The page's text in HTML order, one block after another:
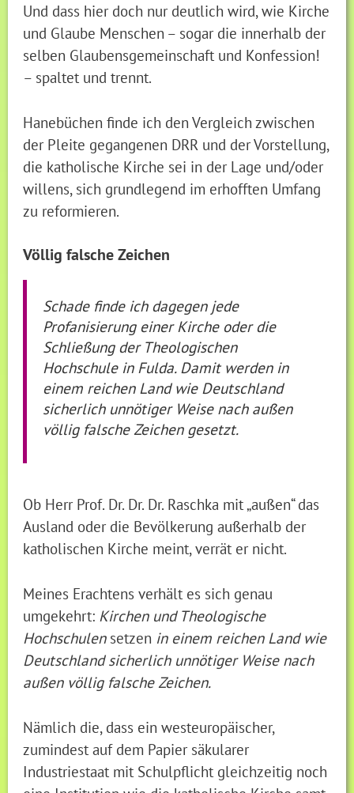
Und dass hier doch nur deutlich wird, wie Kirche
und Glaube Menschen – sogar die innerhalb der
selben Glaubensgemeinschaft und Konfession!
– spaltet und trennt.
Hanebüchen finde ich den Vergleich zwischen
der Pleite gegangenen DRR und der Vorstellung,
die katholische Kirche sei in der Lage und/oder
willens, sich grundlegend im erhofften Umfang
zu reformieren.
Völlig falsche Zeichen
Schade finde ich dagegen jede
Profanisierung einer Kirche oder die
Schließung der Theologischen
Hochschule in Fulda. Damit werden in
einem reichen Land wie Deutschland
sicherlich unnötiger Weise nach außen
völlig falsche Zeichen gesetzt.
Ob Herr Prof. Dr. Dr. Dr. Raschka mit „außen“ das
Ausland oder die Bevölkerung außerhalb der
katholischen Kirche meint, verrät er nicht.
Meines Erachtens verhält es sich genau
umgekehrt: Kirchen und Theologische
Hochschulensetzen in einem reichen Land wie
Deutschland sicherlich unnötiger Weise nach
außen völlig falsche Zeichen.
Nämlich die, dass ein westeuropäischer,
zumindest auf dem Papier säkularer
Industriestaat mit Schulpflicht gleichzeitig noch